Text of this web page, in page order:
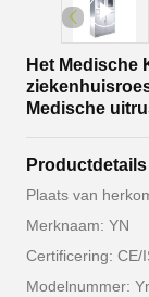
Het Medische
Medische
Productdetails
Plaats van
Merknaam: YN
Certificering: CE/
Modelnummer: